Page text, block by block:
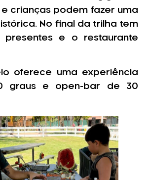
crianças podem fazer uma
No final da trilha tem
e o restaurante
oferece uma experiência
graus e open-bar de 30